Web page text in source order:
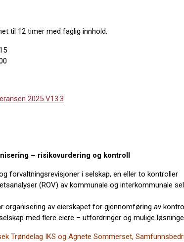
til 12 timer med faglig innhold.
2025 V13.3
– risikovurdering og kontroll
forvaltningsrevisjoner i selskap, en eller to kontroller
(ROV) av kommunale og interkommunale
organisering av eierskapet for gjennomføring av
med flere eiere – utfordringer og mulige
Trøndelag IKS og Agnete Sommerset,